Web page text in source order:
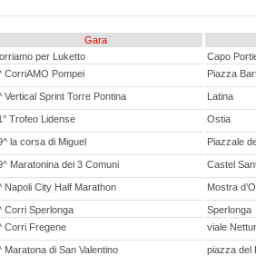
Gara
per Luketto
Capo
CorriAMO Pompei Piazza
Vertical Sprint Torre Pontina Latina
Trofeo Lidense Ostia
la corsa di Miguel Piazzale
Maratonina dei 3 Comuni Castel
Napoli City Half Marathon Mostra
Corri Sperlonga
Sperlonga
Corri Fregene viale
Maratona di San Valentino piazza del